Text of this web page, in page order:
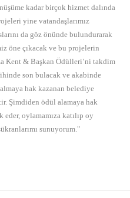
kadar birçok hizmet dalında
yine vatandaşlarımız
da göz önünde bulundurarak
öne çıkacak ve bu projelerin
Kent & Başkan Ödülleri’ni takdim
son bulacak ve akabinde
hak kazanan belediye
Şimdiden ödül alamaya hak
eder, oylamamıza katılıp oy
sunuyorum."